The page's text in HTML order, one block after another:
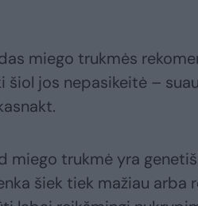
miego trukmės
šiol jos nepasikeitė –
miego trukmė yra
šiek tiek mažiau arba